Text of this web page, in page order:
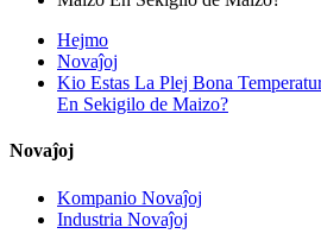
Hejmo
Novaĵoj
Kio Estas La Plej Bona
En Sekigilo de Maizo?
Novaĵoj
Kompanio Novaĵoj
Industria Novaĵoj